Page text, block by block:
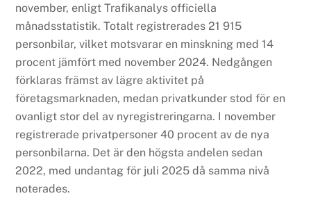
november, enligt Trafikanalys officiella
månadsstatistik. Totalt registrerades 21 915
personbilar, vilket motsvarar en minskning med 14
procent jämfört med november 2024. Nedgången
förklaras främst av lägre aktivitet på
företagsmarknaden, medan privatkunder stod för en
ovanligt stor del av nyregistreringarna. I november
registrerade privatpersoner 40 procent av de nya
personbilarna. Det är den högsta andelen sedan
2022, med undantag för juli 2025 då samma nivå
noterades.